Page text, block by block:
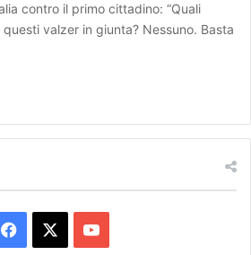
contro il primo cittadino: “Quali
valzer in giunta? Nessuno. Basta